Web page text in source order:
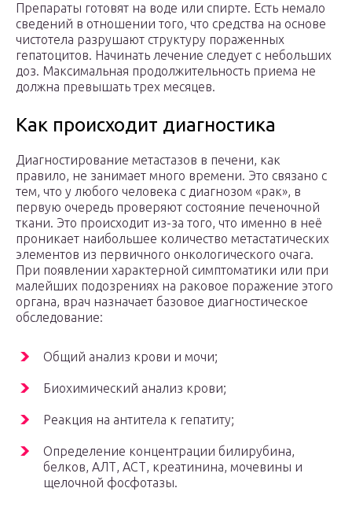
Препараты готовят на воде или спирте. Есть немало
сведений в отношении того, что средства на основе
чистотела разрушают структуру пораженных
гепатоцитов. Начинать лечение следует с небольших
доз. Максимальная продолжительность приема не
должна превышать трех месяцев.
Как происходит диагностика
Диагностирование метастазов в печени, как
правило, не занимает много времени. Это связано с
тем, что у любого человека с диагнозом «рак», в
первую очередь проверяют состояние печеночной
ткани. Это происходит из-за того, что именно в неё
проникает наибольшее количество метастатических
элементов из первичного онкологического очага.
При появлении характерной симптоматики или при
малейших подозрениях на раковое поражение этого
органа, врач назначает базовое диагностическое
обследование:
Общий анализ крови и мочи;
Биохимический анализ крови;
Реакция на антитела к гепатиту;
Определение концентрации билирубина,
белков, АЛТ, АСТ, креатинина, мочевины и
щелочной фосфотазы.